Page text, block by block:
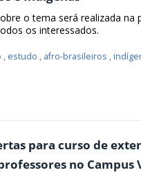
o tema será realizada na
os interessados.
, estudo , afro-brasileiros ,
para curso de
no Campus